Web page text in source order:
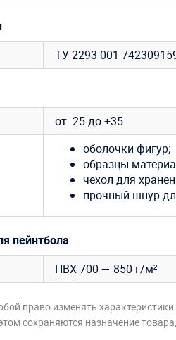
ТУ 2293-001-
от -25 до +35
оболочки фигур;
образцы
чехол для
прочный шнур
пейнтбола
ПВХ700 — 850 г/м²
право изменять
сохраняются назначение